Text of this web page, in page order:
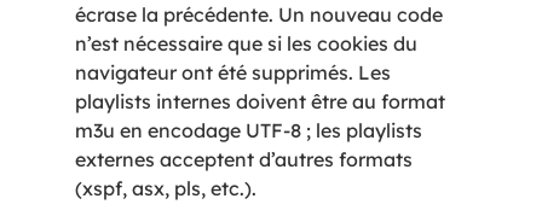
écrase la précédente. Un nouveau code
n’est nécessaire que si les cookies du
navigateur ont été supprimés. Les
playlists internes doivent être au format
m3u en encodage UTF-8 ; les playlists
externes acceptent d’autres formats
(xspf, asx, pls, etc.).